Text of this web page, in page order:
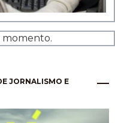
JORNALISMO E